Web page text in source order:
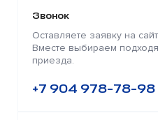
Звонок
Оставляете заявку на
Вместе выбираем
приезда.
+7 904 978-78-98